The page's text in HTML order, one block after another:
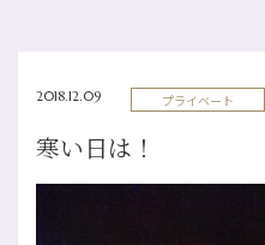
2018.12.09 プライベート
寒い日は！